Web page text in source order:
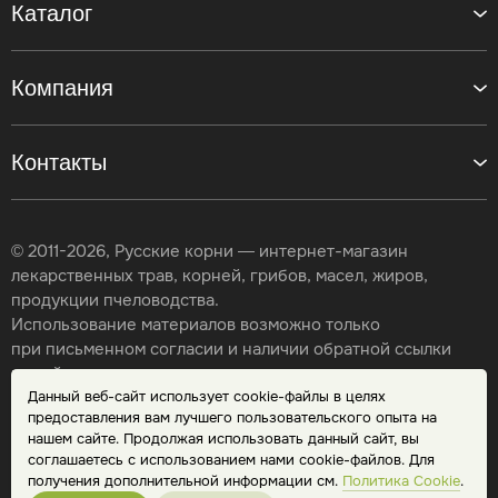
Данный веб-сайт использует cookie-файлы в целях
предоставления вам лучшего пользовательского опыта на
нашем сайте. Продолжая использовать данный сайт, вы
соглашаетесь с использованием нами cookie-файлов. Для
получения дополнительной информации см. Политика Cookie.
Контакты
Каталог
Компания
© 2011-2026, Русские корни — интернет-магазин
лекарственных трав, корней, грибов, масел, жиров,
продукции пчеловодства.
Использование материалов возможно только
при письменном согласии и наличии обратной ссылки
на сайт.
Карта сайта
Политика конфиденциальности
Публичная оферта
Обработка персональных данных